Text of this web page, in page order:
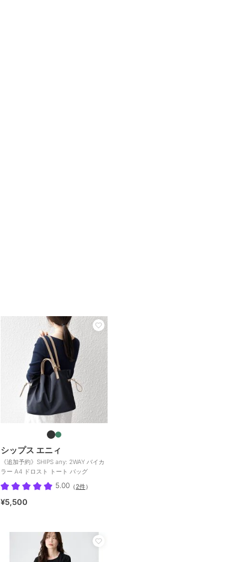
シップス エニィ
《追加予約》SHIPS any: 2WAY バイカ
ラー A4 ドロスト トート バッグ
5.00 （2件）
¥5,500